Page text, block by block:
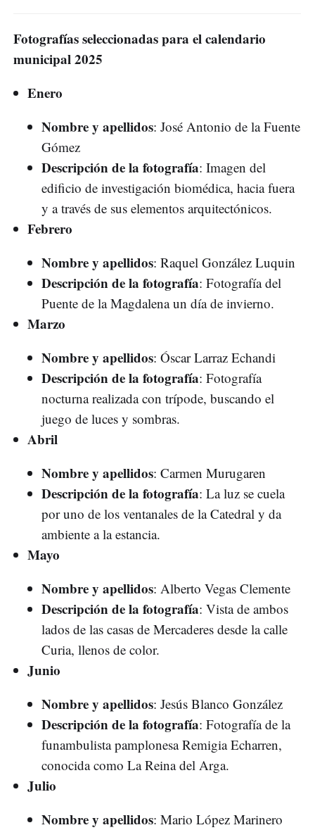
Fotografías seleccionadas para el calendario
municipal 2025
Enero
Nombre y apellidos: José Antonio de la Fuente
Gómez
Descripción de la fotografía: Imagen del
edificio de investigación biomédica, hacia fuera
y a través de sus elementos arquitectónicos.
Febrero
Nombre y apellidos: Raquel González Luquin
Descripción de la fotografía: Fotografía del
Puente de la Magdalena un día de invierno.
Marzo
Nombre y apellidos: Óscar Larraz Echandi
Descripción de la fotografía: Fotografía
nocturna realizada con trípode, buscando el
juego de luces y sombras.
Abril
Nombre y apellidos: Carmen Murugaren
Descripción de la fotografía: La luz se cuela
por uno de los ventanales de la Catedral y da
ambiente a la estancia.
Mayo
Nombre y apellidos: Alberto Vegas Clemente
Descripción de la fotografía: Vista de ambos
lados de las casas de Mercaderes desde la calle
Curia, llenos de color.
Junio
Nombre y apellidos: Jesús Blanco González
Descripción de la fotografía: Fotografía de la
funambulista pamplonesa Remigia Echarren,
conocida como La Reina del Arga.
Julio
Nombre y apellidos: Mario López Marinero